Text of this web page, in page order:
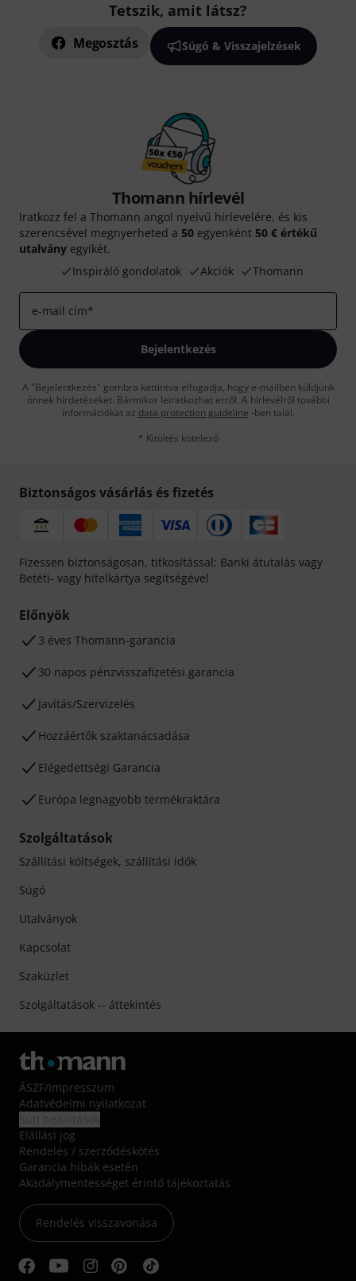
Tetszik, amit látsz?
Megosztás Súgó & Visszajelzések
Thomann hírlevél
Iratkozz fel a Thomann angol nyelvű hírlevelére, és kis
szerencsével megnyerheted a 50 egyenként 50 € értékű
utalvány egyikét.
Inspiráló gondolatok
Akciók Thomann
e-mail cím*
Bejelentkezés
A "Bejelentkezés" gombra kattintva elfogadja, hogy e-mailben küldjünk
önnek hirdetéseket. Bármikor leiratkozhat erről. A hírlevélről további
információkat az data protection guideline -ben talál.
* Kitöltés kötelező
Biztonságos vásárlás és fizetés
Fizessen biztonságosan, titkosítással: Banki átutalás vagy
Betéti- vagy hitelkártya segítségével
Előnyök
3 éves Thomann-garancia
30 napos pénzvisszafizetési garancia
Javítás/Szervizelés
Hozzáértők szaktanácsadása
Elégedettségi Garancia
Európa legnagyobb termékraktára
Szolgáltatások
Szállítási költségek, szállítási idők
Súgó
Utalványok
Kapcsolat
Szaküzlet
Szolgáltatások -- áttekintés
ÁSZF/Impresszum
Adatvédelmi nyilatkozat
Elállási jog
Rendelés / szerződéskötés
Garancia hibák esetén
Akadálymentességet érintő tájékoztatás
Rendelés visszavonása